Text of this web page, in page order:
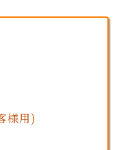
様用)